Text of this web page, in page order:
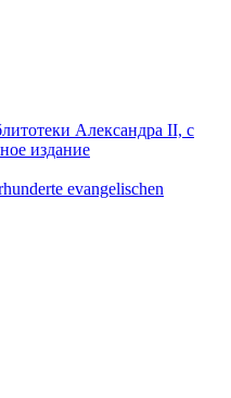
Александра II, с
издание